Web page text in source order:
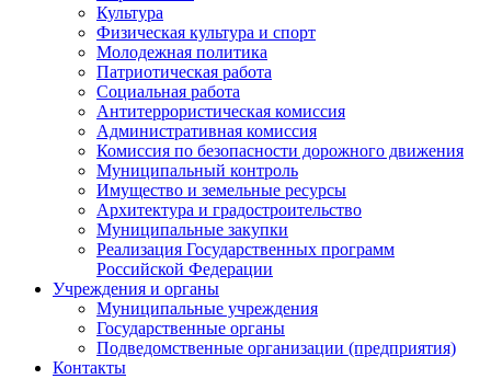
Культура
Физическая культура и спорт
Молодежная политика
Патриотическая работа
Социальная работа
Антитеррористическая комиссия
Административная комиссия
Комиссия по безопасности дорожного движения
Муниципальный контроль
Имущество и земельные ресурсы
Архитектура и градостроительство
Муниципальные закупки
Реализация Государственных программ
Российской Федерации
Учреждения и органы
Муниципальные учреждения
Государственные органы
Подведомственные организации (предприятия)
Контакты